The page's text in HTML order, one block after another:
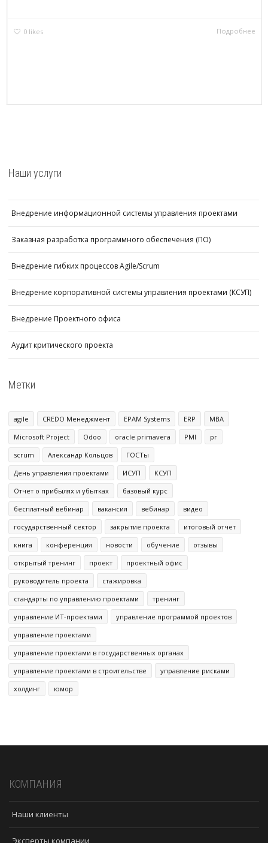
0 likes Подробнее
Наши услуги
Внедрение информационной системы управления проектами
Заказная разработка программного обеспечения (ПО)
Внедрение гибких процессов Agile/Scrum
Внедрение корпоративной системы управления проектами (КСУП)
Внедрение Проектного офиса
Аудит критического проекта
Метки
agile CREDO Менеджмент EPAM Systems ERP
MBA
Microsoft Project
Odoo oracle primavera PMI
pr
scrum
Александр Кольцов
ГОСТы
День управления проектами
ИСУП
КСУП
Отчет о прибылях и убытках
базовый курс
бесплатный вебинар
вакансия вебинар
видео
государственный сектор
закрытие проекта
итоговый отчет
книга
конференция новости обучение
отзывы
открытый тренинг
проект
проектный офис
руководитель проекта
стажировка
стандарты по управлению проектами
тренинг
управление ИТ-проектами
управление программой проектов
управление проектами
управление проектами в государственных органах
управление проектами в строительстве
управление рисками
холдинг
юмор
КОМПАНИЯ
Наши клиенты
Эксперты компании